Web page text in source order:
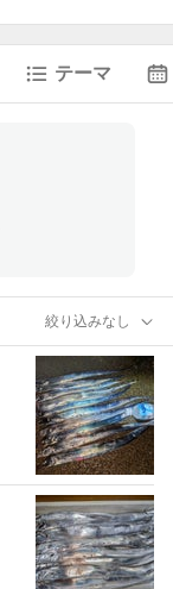
テーマ
絞り込みなし